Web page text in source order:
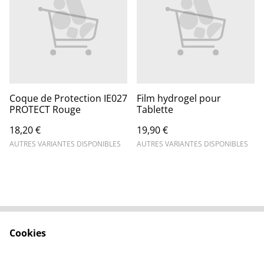
Coque de Protection IE027
PROTECT Rouge
18,20 €
AUTRES VARIANTES DISPONIBLES
Film hydrogel pour
Tablette
19,90 €
AUTRES VARIANTES DISPONIBLES
Cookies